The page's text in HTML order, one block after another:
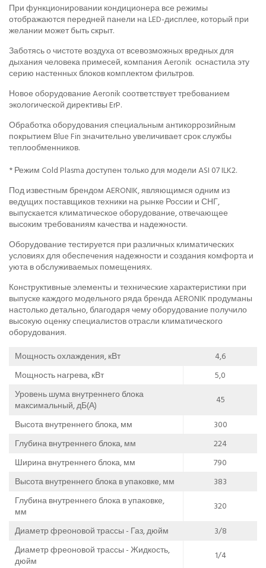
При функционировании кондиционера все режимы
отображаются передней панели на LED-дисплее, который при
желании может быть скрыт.
Заботясь о чистоте воздуха от всевозможных вредных для
дыхания человека примесей, компания Aeronik оснастила эту
серию настенных блоков комплектом фильтров.
Новое оборудование Aeronik соответствует требованием
экологической директивы ErP.
Обработка оборудования специальным антикоррозийным
покрытием Blue Fin значительно увеличивает срок службы
теплообменников.
* Режим Cold Plasma доступен только для модели ASI 07 ILK2.
Под известным брендом AERONIK, являющимся одним из
ведущих поставщиков техники на рынке России и СНГ,
выпускается климатическое оборудование, отвечающее
высоким требованиям качества и надежности.
Оборудование тестируется при различных климатических
условиях для обеспечения надежности и создания комфорта и
уюта в обслуживаемых помещениях.
Конструктивные элементы и технические характеристики при
выпуске каждого модельного ряда бренда AERONIK продуманы
настолько детально, благодаря чему оборудование получило
высокую оценку специалистов отрасли климатического
оборудования.
Мощность охлаждения, кВт
4,6
Мощность нагрева, кВт
5,0
Уровень шума внутреннего блока
максимальный, дБ(А)
45
Высота внутреннего блока, мм
300
Глубина внутреннего блока, мм
224
Ширина внутреннего блока, мм
790
Высота внутреннего блока в упаковке, мм
383
Глубина внутреннего блока в упаковке,
мм
320
Диаметр фреоновой трассы - Газ, дюйм
3/8
Диаметр фреоновой трассы - Жидкость,
дюйм
1/4